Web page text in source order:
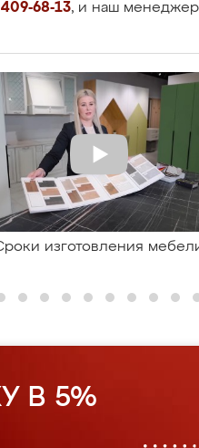
68-13, и наш менеджер
изготовления
В 5%